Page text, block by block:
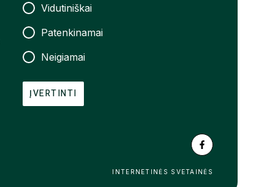
Vidutiniškai
Patenkinamai
Neigiamai
ĮVERTINTI
INTERNETINĖS SVETAINĖS